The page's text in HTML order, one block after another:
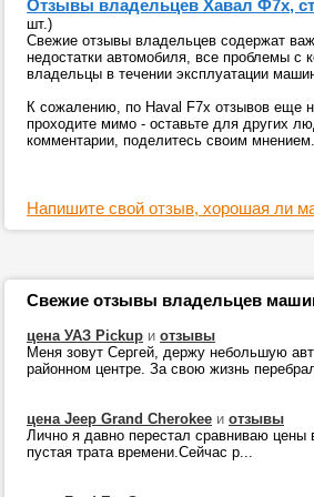
Отзывы владельцев Хавал Ф7х,
шт.)
Свежие отзывы владельцев содержат
недостатки автомобиля, все проблемы с
владельцы в течении эксплуатации
К сожалению, по Haval F7x отзывов еще
проходите мимо - оставьте для других
комментарии, поделитесь своим мнением.
Напишите свой отзыв, хорошая ли
Свежие отзывы владельцев
цена УАЗ Pickup и отзывы
Меня зовут Сергей, держу небольшую
районном центре. За свою жизнь
цена Jeep Grand Cherokee и отзывы
Лично я давно перестал сравниваю цены
пустая трата времени.Сейчас р...